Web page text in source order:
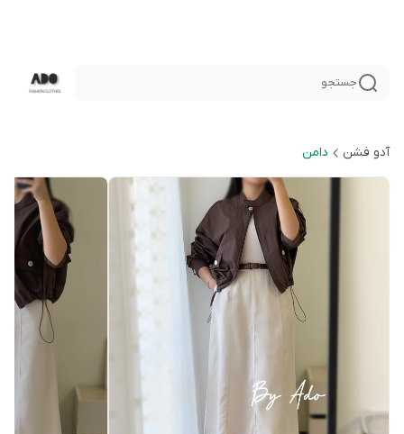
جستجو
آدو فشن دامن